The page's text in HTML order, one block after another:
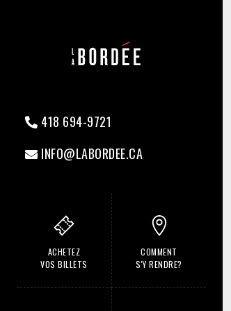
418 694-9721
INFO@LABORDEE.CA
ACHETEZ
VOS BILLETS
COMMENT
S'Y RENDRE?